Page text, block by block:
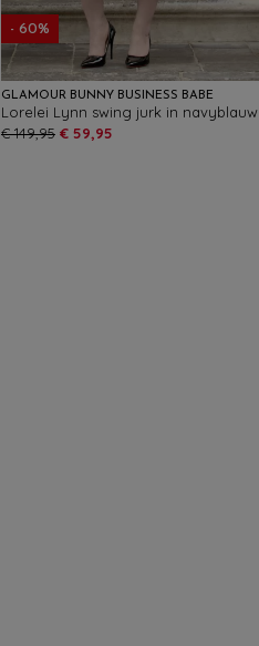
- 60%
GLAMOUR BUNNY BUSINESS BABE
Lorelei Lynn swing jurk in navyblauw
€ 149,95 € 59,95